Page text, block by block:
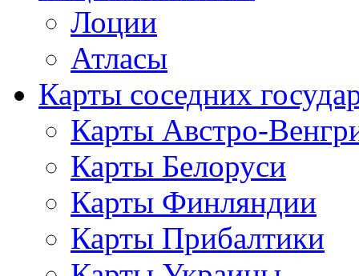
Лоции
Атласы
Карты соседних
Карты Австро-
Карты Белоруси
Карты Финляндии
Карты Прибалтики